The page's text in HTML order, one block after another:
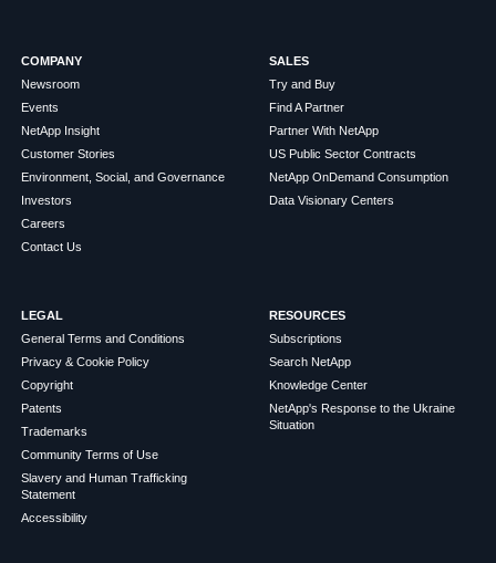
COMPANY
Newsroom
Events
NetApp Insight
Customer Stories
Environment, Social, and Governance
Investors
Careers
Contact Us
SALES
Try and Buy
Find A Partner
Partner With NetApp
US Public Sector Contracts
NetApp OnDemand Consumption
Data Visionary Centers
LEGAL
General Terms and Conditions
Privacy & Cookie Policy
Copyright
Patents
Trademarks
Community Terms of Use
Slavery and Human Trafficking
Statement
Accessibility
RESOURCES
Subscriptions
Search NetApp
Knowledge Center
NetApp's Response to the Ukraine
Situation